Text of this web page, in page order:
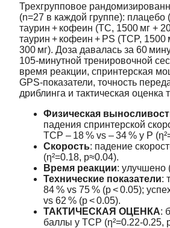
Трехгрупповое
(n=27 в каждой группе): плацебо
таурин + кофеин (TC, 1500 мг +
таурин + кофеин + PS (TCP, 1500
300 мг). Доза давалась за 60
105‑минутной тренировочной
время реакции, спринтерская
GPS‑показатели, точность
дриблинга и тактическая оценка
Физическая
падения спринтерской
TCP – 18 % vs – 34 % у P
Скорость: падение
(η²=0.18, p≈0.04).
Время реакции: улучшено
Технические показатели:
84 % vs 75 % (p < 0.05);
vs 62 % (p < 0.05).
ТАКТИЧЕСКАЯ ОЦЕНКА:
баллы у TCP (η²=0.22‑0.25,